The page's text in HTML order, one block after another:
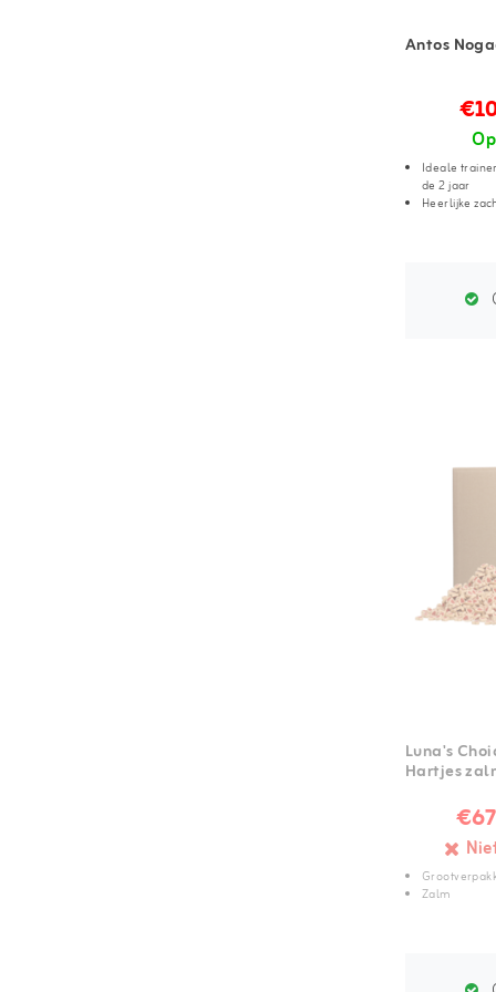
Antos
Ideale
de 2 jaar
Heerlijke
Luna's
Hartjes
Zalm